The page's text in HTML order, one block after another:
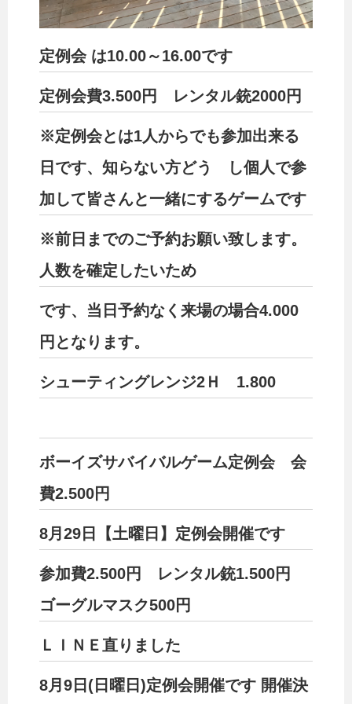
定例会 は10.00～16.00です
定例会費3.500円 レンタル銃2000円
※定例会とは1人からでも参加出来る
日です、知らない方どう し個人で参
加して皆さんと一緒にするゲームです
※前日までのご予約お願い致します。
人数を確定したいため
です、当日予約なく来場の場合4.000
円となります。
シューティングレンジ2Ｈ 1.800
ボーイズサバイバルゲーム定例会 会
費2.500円
8月29日【土曜日】定例会開催です
参加費2.500円 レンタル銃1.500円
ゴーグルマスク500円
ＬＩＮＥ直りました
8月9日(日曜日)定例会開催です 開催決